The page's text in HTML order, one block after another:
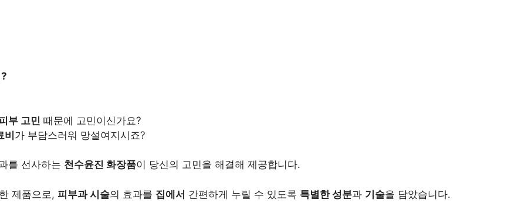
부 고민 때문에 고민이신가요?
비가 부담스러워 망설여지시죠?
를 선사하는 천수윤진 화장품이 당신의 고민을 해결해 제공합니다.
제품으로, 피부과 시술의 효과를 집에서 간편하게 누릴 수 있도록 특별한 성분과 기술을 담았습니다.